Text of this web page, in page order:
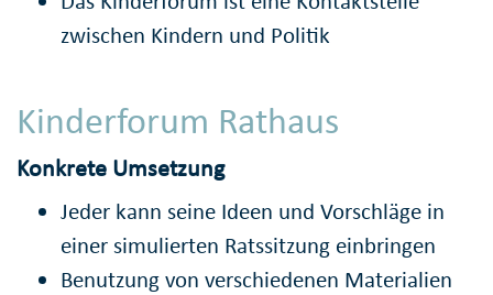
zwischen Kindern und Politik
Kinderforum Rathaus
Konkrete Umsetzung
Jeder kann seine Ideen und Vorschläge in
einer simulierten Ratssitzung einbringen
Benutzung von verschiedenen Materialien